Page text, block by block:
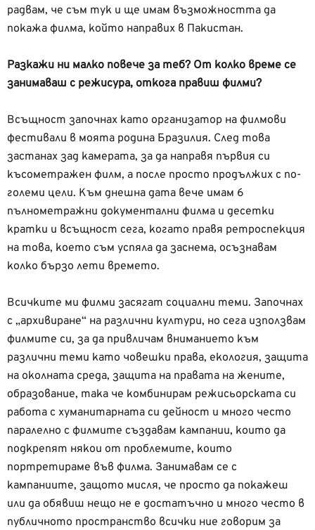
радвам, че съм тук и ще имам възможността да
покажа филма, който направих в Пакистан.
Разкажи ни малко повече за теб? От колко време се
занимаваш с режисура, откога правиш филми?
Всъщност започнах като организатор на филмови
фестивали в моята родина Бразилия. След това
застанах зад камерата, за да направя първия си
късометражен филм, а после просто продължих с по-
големи цели. Към днешна дата вече имам 6
пълнометражни документални филма и десетки
кратки и всъщност сега, когато правя ретроспекция
на това, което съм успяла да заснема, осъзнавам
колко бързо лети времето.
Всичките ми филми засягат социални теми. Започнах
с „архивиране“ на различни култури, но сега използвам
филмите си, за да привличам вниманието към
различни теми като човешки права, екология, защита
на околната среда, защита на правата на жените,
образование, така че комбинирам режисьорската си
работа с хуманитарната си дейност и много често
паралелно с филмите създавам кампании, които да
подкрепят някои от проблемите, които
портретираме във филма. Занимавам се с
кампаниите, защото мисля, че просто да покажеш
или да обявиш нещо не е достатъчно и много често в
публичното пространство всички ние говорим за